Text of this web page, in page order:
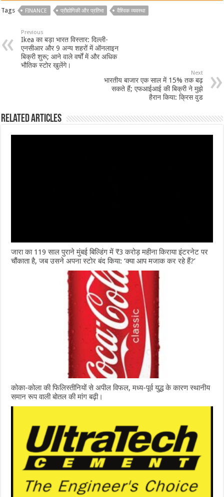
Tags FINANCE प्रौद्योगिकी और प्रतिभा वैश्विक व्यवस्था
Previous
Ikea का बड़ा भारत विस्तार: दिल्ली-
एनसीआर और 9 अन्य शहरों में ऑनलाइन
बिक्री शुरू; आने वाले वर्षों में और अधिक
भौतिक स्टोर खुलेंगे।
Next
भारतीय बाजार एक साल में 15% तक बढ़
सकते हैं; एफआईआई की बिक्री ने मुझे
हैरान किया: क्रिस वुड
Related Articles
जारा का 119 साल पुराने मुंबई बिल्डिंग में ₹3 करोड़ महीना किराया इंटरनेट पर
चौंकाता है, जब उसने अपना स्टोर बंद किया: ‘क्या आप मजाक कर रहे हैं?’
कोका-कोला की फिलिस्तीनियों से अपील विफल, मध्य-पूर्व युद्ध के कारण स्थानीय
समान रूप वाली बोतल की मांग बढ़ी।